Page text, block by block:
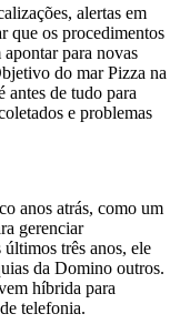
alertas em
que os procedimentos
para novas
do mar Pizza na
antes de tudo para
e problemas
anos atrás, como um
gerenciar
três anos, ele
da Domino outros.
híbrida para
telefonia.